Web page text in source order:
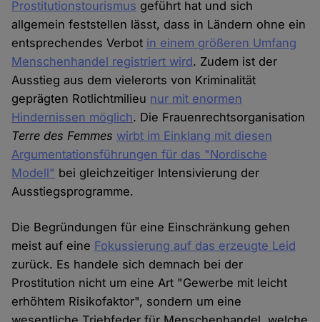
Prostitutionstourismus geführt hat und sich
allgemein feststellen lässt, dass in Ländern ohne ein
entsprechendes Verbot in einem größeren Umfang
Menschenhandel registriert wird. Zudem ist der
Ausstieg aus dem vielerorts von Kriminalität
geprägten Rotlichtmilieu nur mit enormen
Hindernissen möglich. Die Frauenrechtsorganisation
Terre des Femmes wirbt im Einklang mit diesen
Argumentationsführungen für das "Nordische
Modell" bei gleichzeitiger Intensivierung der
Ausstiegsprogramme.
Die Begründungen für eine Einschränkung gehen
meist auf eine Fokussierung auf das erzeugte Leid
zurück. Es handele sich demnach bei der
Prostitution nicht um eine Art "Gewerbe mit leicht
erhöhtem Risikofaktor", sondern um eine